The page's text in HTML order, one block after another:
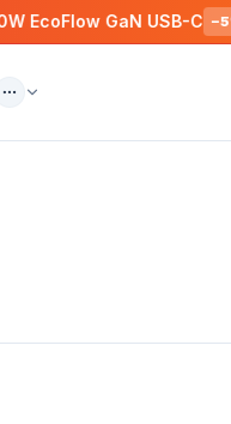
USB-C −5% Panel